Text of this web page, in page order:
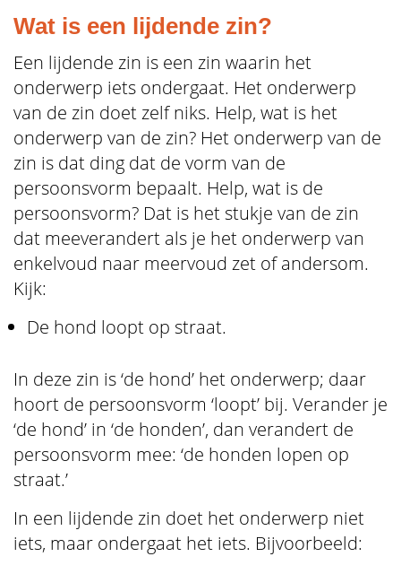
Wat is een lijdende zin?
Een lijdende zin is een zin waarin het
onderwerp iets ondergaat. Het onderwerp
van de zin doet zelf niks. Help, wat is het
onderwerp van de zin? Het onderwerp van de
zin is dat ding dat de vorm van de
persoonsvorm bepaalt. Help, wat is de
persoonsvorm? Dat is het stukje van de zin
dat meeverandert als je het onderwerp van
enkelvoud naar meervoud zet of andersom.
Kijk:
De hond loopt op straat.
In deze zin is ‘de hond’ het onderwerp; daar
hoort de persoonsvorm ‘loopt’ bij. Verander je
‘de hond’ in ‘de honden’, dan verandert de
persoonsvorm mee: ‘de honden lopen op
straat.’
In een lijdende zin doet het onderwerp niet
iets, maar ondergaat het iets. Bijvoorbeeld: